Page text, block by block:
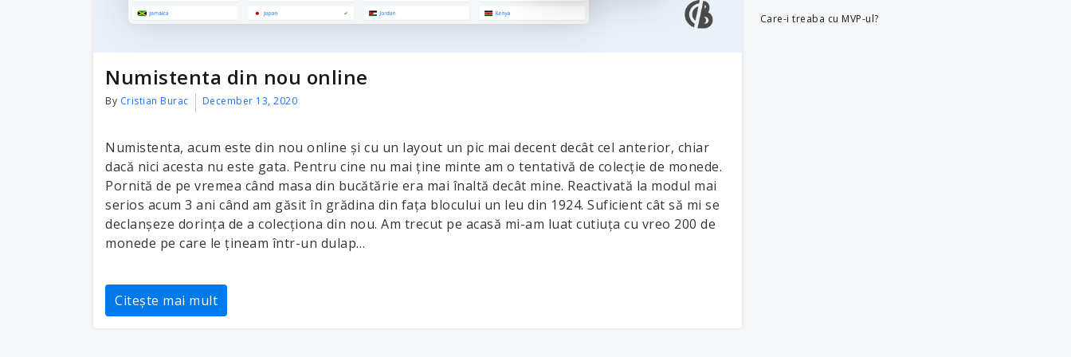
Numistenta din nou online
By Cristian Burac December 13, 2020
Numistenta, acum este din nou online și cu un layout un pic mai decent decât cel anterior, chiar
dacă nici acesta nu este gata. Pentru cine nu mai ține minte am o tentativă de colecție de monede.
Pornită de pe vremea când masa din bucătărie era mai înaltă decât mine. Reactivată la modul mai
serios acum 3 ani când am găsit în grădina din fața blocului un leu din 1924. Suficient cât să mi se
declanșeze dorința de a colecționa din nou. Am trecut pe acasă mi-am luat cutiuța cu vreo 200 de
monede pe care le țineam într-un dulap…
Citește mai mult
Care-i treaba cu MVP-ul?